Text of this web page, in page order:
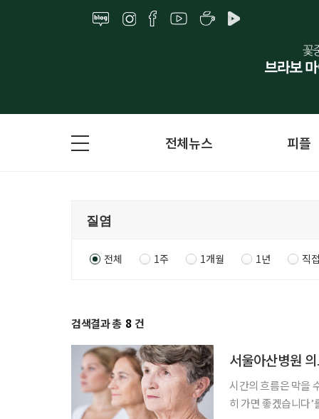
전체뉴스 피플
전체 1주 1개월 1년 직
검색결과 총 8 건
서울아산병원
시간의 흐름은 막을
히 가면 좋겠습니다